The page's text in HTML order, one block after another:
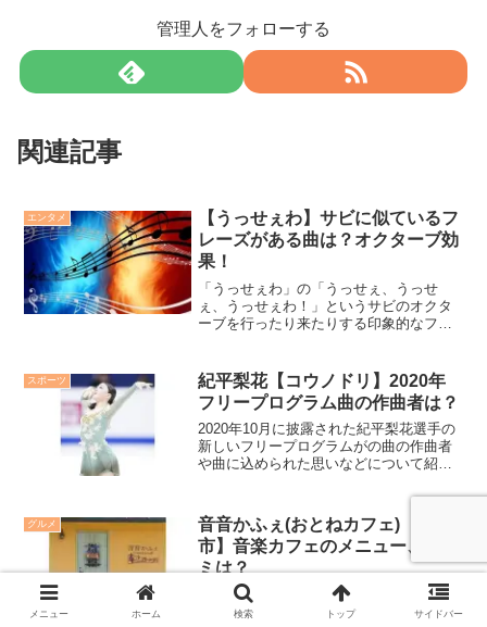
管理人をフォローする
関連記事
エンタメ
【うっせぇわ】サビに似ているフ
レーズがある曲は？オクターブ効
果！
「うっせぇわ」の「うっせぇ、うっせ
ぇ、うっせぇわ！」というサビのオクタ
ーブを行ったり来たりする印象的なフレ
て紹介します。
スポーツ
紀平梨花【コウノドリ】2020年
フリープログラム曲の作曲者は？
2020年10月に披露された紀平梨花選手の
新しいフリープログラムがの曲の作曲者
や曲に込められた思いなどについて紹介
グルメ
音音かふぇ(おとねカフェ)【鴻巣
市】音楽カフェのメニュー、口コ
ミは？
埼玉県鴻巣市にある音楽カフェ「音音か
ふぇ」のメニューや口コミなどについて
メニュー ホーム 検索 トップ サイドバー